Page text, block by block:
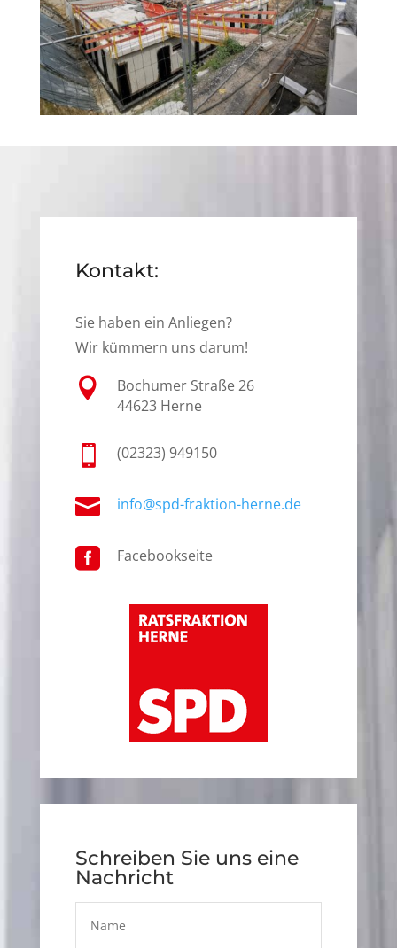
Kontakt:
Sie haben ein Anliegen?
Wir kümmern uns darum!

Bochumer Straße 26
44623 Herne
 (02323) 949150
 info@spd-fraktion-herne.de
 Facebookseite
Schreiben Sie uns eine
Nachricht